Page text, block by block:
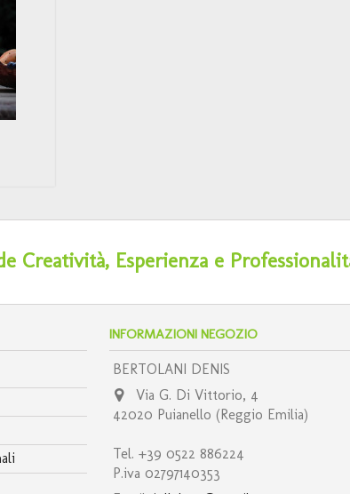
Creatività, Esperienza e
INFORMAZIONI NEGOZIO
BERTOLANI DENIS
Via G. Di Vittorio, 4
42020 Puianello (Reggio Emilia)
Tel. +39 0522 886224
P.iva 02797140353